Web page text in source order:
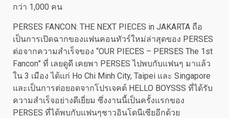
กว่า 1,000 คน
PERSES FANCON: THE NEXT PIECES in JAKARTA ถือ
เป็นการเปิดฉากของแฟนคอนทัวร์ใหม่ล่าสุดของ PERSES
ต่อจากความสำเร็จของ “OUR PIECES – PERSES The 1st
Fancon” ที่ เลยดูดี เคยพา PERSES ไปพบกับแฟนๆ มาแล้ว
ใน 3 เมือง ได้แก่ Ho Chi Minh City, Taipei และ Singapore
และเป็นการต่อยอดจากโปรเจคต์ HELLO BOYSSS ที่ได้รับ
ความสำเร็จอย่างดีเยี่ยม ซึ่งงานนี้เป็นครั้งแรกของ
PERSES ที่ได้พบกับแฟนๆชาวอินโดนีเซียอีกด้วย